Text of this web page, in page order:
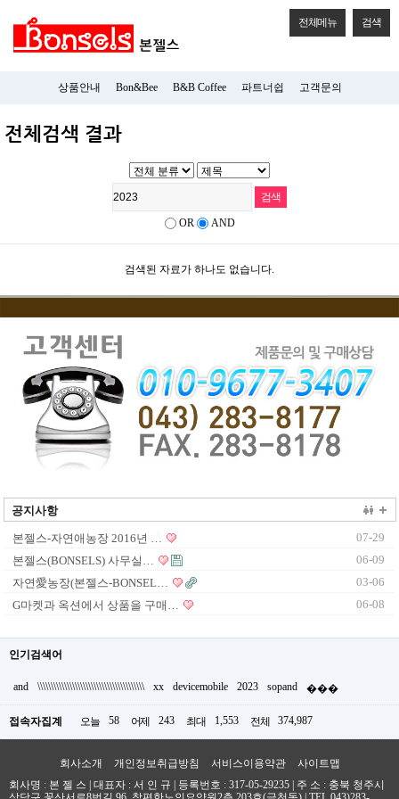
전체메뉴 검색
상품안내 Bon&Bee B&B Coffee 파트너쉽 고객문의
전체검색 결과
OR AND
검색된 자료가 하나도 없습니다.
공지사항
본젤스-자연애농장 2016년 …
07-29
본젤스(BONSELS) 사무실…
06-09
자연愛농장(본젤스-BONSEL…
03-06
G마켓과 옥션에서 상품을 구매…
06-08
인기검색어
and \\\\\\\\\\\\\\\\\\\\\\\\\\\\\\\\\\\\\\\\ xx devicemobile 2023 sopand ���
접속자집계 오늘 58 어제 243 최대 1,553 전체 374,987
회사소개 개인정보취급방침 서비스이용약관
사이트맵
회사명 : 본 젤 스 | 대표자 : 서 인 규 | 등록번호 : 317-05-29235 | 주 소 : 충북 청주시